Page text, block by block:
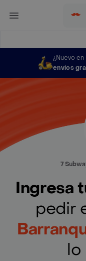
¿Nuevo en
envíos
7
Ingresa
pedir
lo